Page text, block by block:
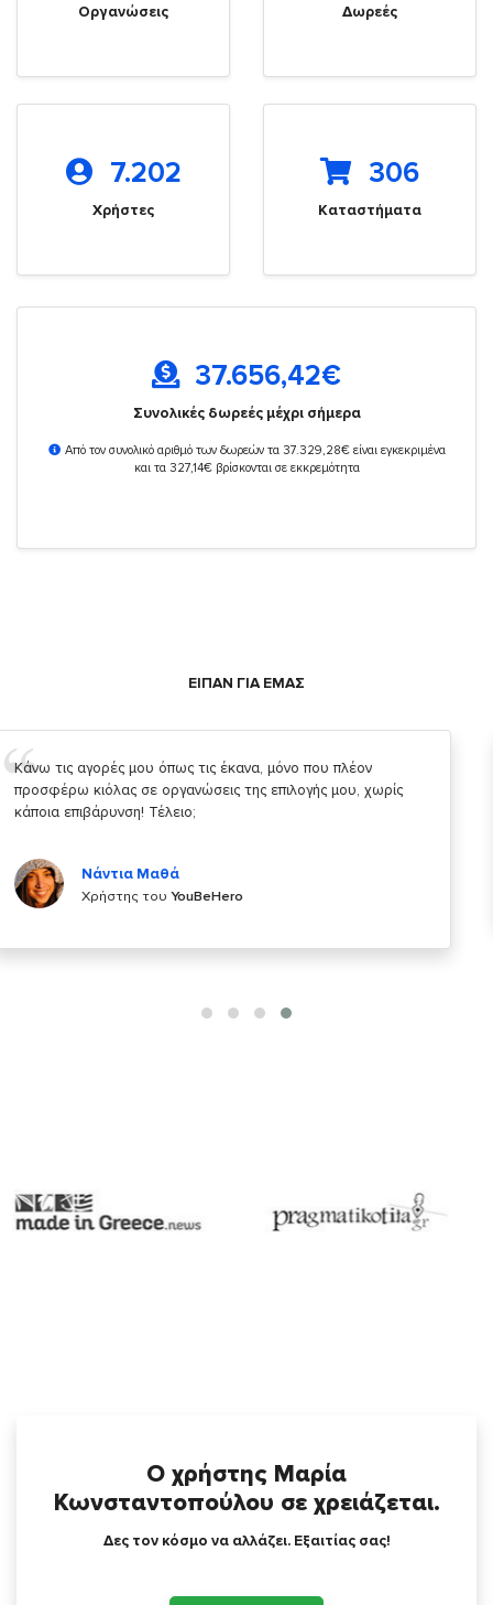
Οργανώσεις Δωρεές
7.202
Χρήστες
306
Καταστήματα
37.656,42€
Συνολικές δωρεές μέχρι σήμερα
Από τον συνολικό αριθμό των δωρεών τα 37.329,28€ είναι εγκεκριμένα
και τα 327,14€ βρίσκονται σε εκκρεμότητα
ΕΙΠΑΝ ΓΙΑ ΕΜΑΣ
Σας ευχαριστώ που μας δίνετε την δυνατότητα να κάνουμε
κάτι!
Χρήστης του
Ο χρήστης Μαρία
Κωνσταντοπούλου σε χρειάζεται.
Δες τον κόσμο να αλλάζει. Εξαιτίας σας!